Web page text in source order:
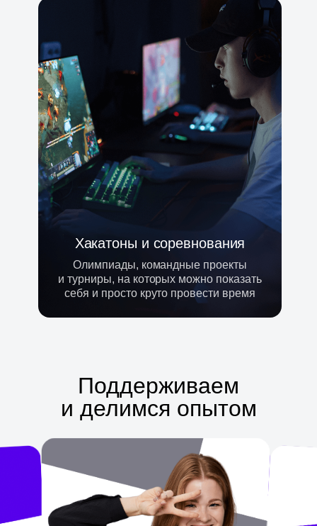
Хакатоны и соревнования
Олимпиады, командные проекты
и турниры, на которых можно показать
себя и просто круто провести время
Поддерживаем
и делимся опытом